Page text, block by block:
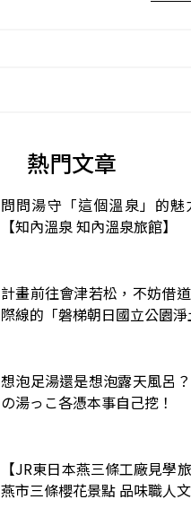
熱門文章
問問湯守「這個溫泉」的
【知內溫泉 知內溫泉旅館】
計畫前往會津若松，不妨借
際線的「磐梯朝日國立公園
想泡足湯還是想泡露天風呂
の湯っこ各憑本事自己挖！
【JR東日本燕三條工廠見學
燕市三條櫻花景點 品味職人